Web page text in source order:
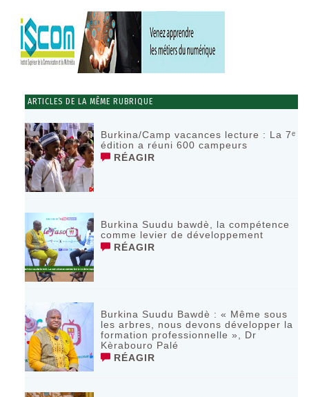
ARTICLES DE LA MÊME RUBRIQUE
Burkina/Camp vacances lecture : La 7ᵉ
édition a réuni 600 campeurs
RÉAGIR
Burkina Suudu bawdè, la compétence
comme levier de développement
RÉAGIR
Burkina Suudu Bawdè : « Même sous
les arbres, nous devons développer la
formation professionnelle », Dr
Kèrabouro Palé
RÉAGIR